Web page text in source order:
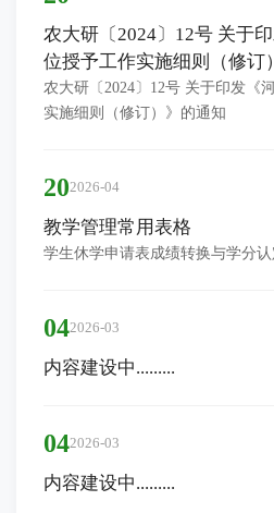
农大研〔2024〕12号 关于
位授予工作实施细则（修订
农大研〔2024〕12号 关于印发《
实施细则（修订）》的通知
202026-04
教学管理常用表格
学生休学申请表成绩转换与学分
042026-03
内容建设中.........
042026-03
内容建设中.........